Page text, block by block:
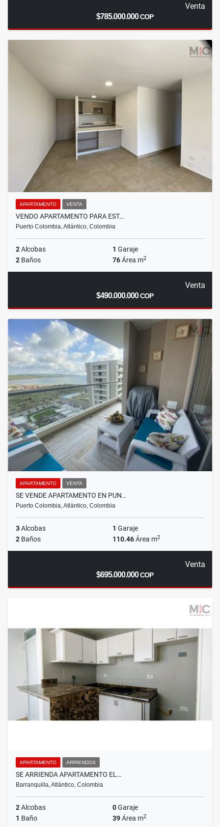
Venta
$785.000.000COP
APARTAMENTO VENTA
VENDO APARTAMENTO PARA EST…
Puerto Colombia, Atlántico, Colombia
2Alcobas 1 Garaje
2 Baños 76Área m2
Venta
$490.000.000COP
APARTAMENTO VENTA
SE VENDE APARTAMENTO EN PUN…
Puerto Colombia, Atlántico, Colombia
3Alcobas 1 Garaje
2 Baños 110.46Área m2
Venta
$695.000.000COP
APARTAMENTO ARRIENDOS
SE ARRIENDA APARTAMENTO EL…
Barranquilla, Atlántico, Colombia
2Alcobas 0Garaje
1 Baño 39Área m2